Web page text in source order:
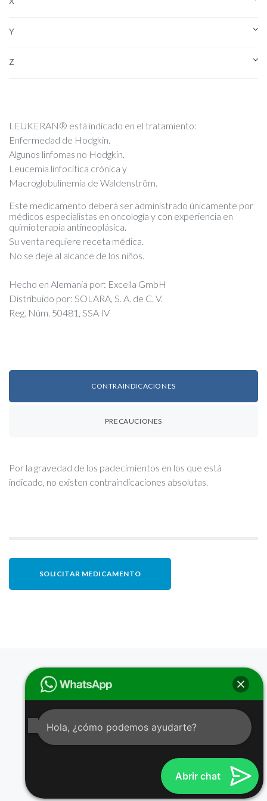
Y
Z
LEUKERAN® está indicado en el tratamiento:
Enfermedad de Hodgkin.
Algunos linfomas no Hodgkin.
Leucemia linfocítica crónica y
Macroglobulinemia de Waldenström.
Este medicamento deberá ser administrado únicamente por
médicos especialistas en oncología y con experiencia en
quimioterapia antineoplásica.
Su venta requiere receta médica.
No se deje al alcance de los niños.
Hecho en Alemania por: Excella GmbH
Distribuido por: SOLARA, S. A. de C. V.
Reg. Núm. 50481, SSA IV
CONTRAINDICACIONES
PRECAUCIONES
Por la gravedad de los padecimientos en los que está
indicado, no existen contraindicaciones absolutas.
SOLICITAR MEDICAMENTO
© ALTA ESPECIALIDAD SIMILAR S.A.S. DE C.V. 2018
Abrir chat
Hola, ¿cómo podemos ayudarte?